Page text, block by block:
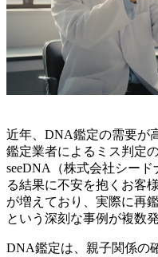
近年、DNA鑑定の需要が
鑑定業者によるミス判定
seeDNA（株式会社シー
る結果に不安を抱くお客
が増えており、実際に再
という深刻な事例が複数
DNA鑑定は、親子関係の